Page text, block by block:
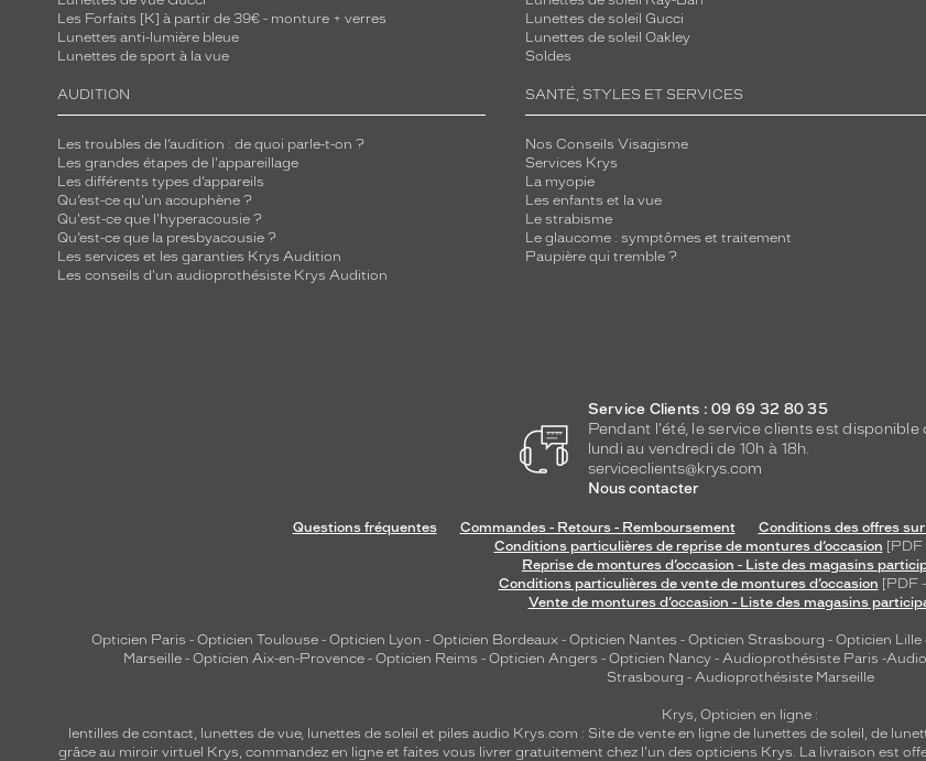
Les Forfaits [K] à partir de 39€ - monture + verres
Lunettes anti-lumière bleue
Lunettes de sport à la vue
Lunettes de soleil Gucci
Lunettes de soleil Oakley
Soldes
AUDITION
Les troubles de l’audition : de quoi parle-t-on ?
Les grandes étapes de l'appareillage
Les différents types d’appareils
Qu’est-ce qu'un acouphène ?
Qu'est-ce que l'hyperacousie ?
Qu’est-ce que la presbyacousie ?
Les services et les garanties Krys Audition
Les conseils d'un audioprothésiste Krys Audition
SANTÉ, STYLES ET SERVICES
Nos Conseils Visagisme
Services Krys
La myopie
Les enfants et la vue
Le strabisme
Le glaucome : symptômes et traitement
Paupière qui tremble ?
Service Clients : 09 69 32 80 35
Pendant l'été, le service clients est disponible
lundi au vendredi de 10h à 18h.
serviceclients@krys.com
Nous contacter
Questions fréquentes Commandes - Retours - Remboursement Conditions des offres
Conditions particulières de reprise de montures d’occasion
Reprise de montures d’occasion - Liste des magasins
Conditions particulières de vente de montures d’occasion [PDF
Vente de montures d’occasion - Liste des magasins
Opticien Paris - Opticien Toulouse - Opticien Lyon - Opticien Bordeaux - Opticien Nantes - Opticien Strasbourg - Opticien Lille
Marseille - Opticien Aix-en-Provence - Opticien Reims - Opticien Angers - Opticien Nancy - Audioprothésiste Paris -
Strasbourg - Audioprothésiste Marseille
Krys, Opticien en ligne :
lentilles de contact, lunettes de vue, lunettes de soleil et piles audio Krys.com : Site de vente en ligne de lunettes de soleil, de
grâce au miroir virtuel Krys, commandez en ligne et faites vous livrer gratuitement chez l'un des opticiens Krys. La livraison est